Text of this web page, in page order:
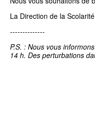
La Direction de la Scolarité
--------------
P.S. : Nous vous
14 h. Des perturbations